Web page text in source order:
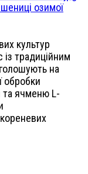
озимої
культур
традиційним
на
обробки
та ячменю L-